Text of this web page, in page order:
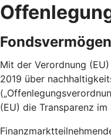
Mit der Verordnung
2019 über
(EU) die Transparenz